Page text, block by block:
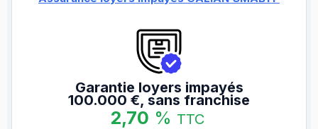
Garantie loyers impayés
100.000 €, sans franchise
2,70 % TTC